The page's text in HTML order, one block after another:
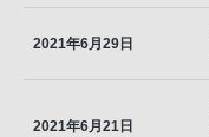
2021年6月29日
2021年6月21日